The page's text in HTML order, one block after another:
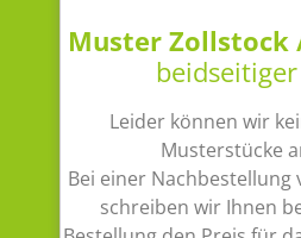
Muster Zollstock
Leider können wir
Musterstücke
Bei einer Nachbestellung
schreiben wir Ihnen